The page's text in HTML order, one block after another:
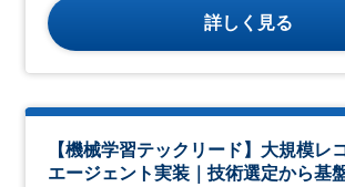
詳しく見る
【機械学習テックリード】大規模レ
エージェント実装｜技術選定から基